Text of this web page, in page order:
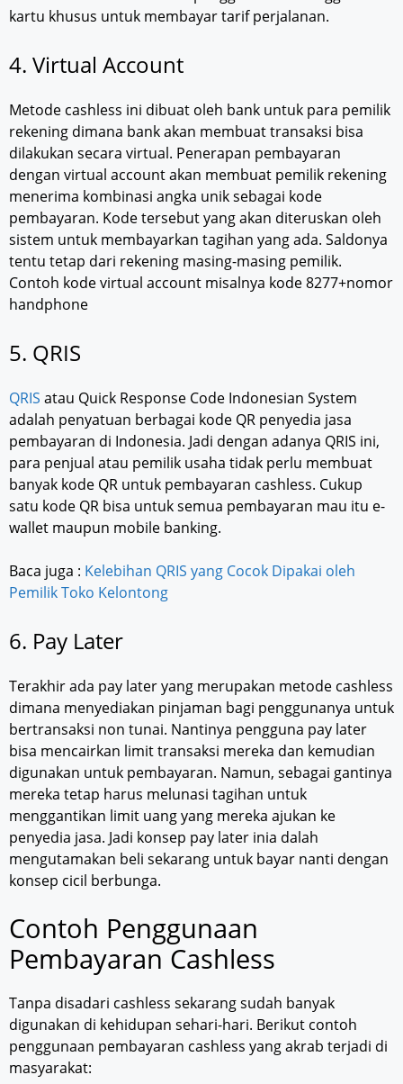
kartu khusus untuk membayar tarif perjalanan.
4. Virtual Account
Metode cashless ini dibuat oleh bank untuk para pemilik
rekening dimana bank akan membuat transaksi bisa
dilakukan secara virtual. Penerapan pembayaran
dengan virtual account akan membuat pemilik rekening
menerima kombinasi angka unik sebagai kode
pembayaran. Kode tersebut yang akan diteruskan oleh
sistem untuk membayarkan tagihan yang ada. Saldonya
tentu tetap dari rekening masing-masing pemilik.
Contoh kode virtual account misalnya kode 8277+nomor
handphone
5. QRIS
QRIS atau Quick Response Code Indonesian System
adalah penyatuan berbagai kode QR penyedia jasa
pembayaran di Indonesia. Jadi dengan adanya QRIS ini,
para penjual atau pemilik usaha tidak perlu membuat
banyak kode QR untuk pembayaran cashless. Cukup
satu kode QR bisa untuk semua pembayaran mau itu e-
wallet maupun mobile banking.
Baca juga : Kelebihan QRIS yang Cocok Dipakai oleh
Pemilik Toko Kelontong
6. Pay Later
Terakhir ada pay later yang merupakan metode cashless
dimana menyediakan pinjaman bagi penggunanya untuk
bertransaksi non tunai. Nantinya pengguna pay later
bisa mencairkan limit transaksi mereka dan kemudian
digunakan untuk pembayaran. Namun, sebagai gantinya
mereka tetap harus melunasi tagihan untuk
menggantikan limit uang yang mereka ajukan ke
penyedia jasa. Jadi konsep pay later inia dalah
mengutamakan beli sekarang untuk bayar nanti dengan
konsep cicil berbunga.
Contoh Penggunaan
Pembayaran Cashless
Tanpa disadari cashless sekarang sudah banyak
digunakan di kehidupan sehari-hari. Berikut contoh
penggunaan pembayaran cashless yang akrab terjadi di
masyarakat: